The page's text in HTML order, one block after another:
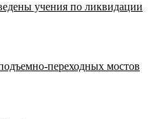
учения по ликвидации
переходных мостов